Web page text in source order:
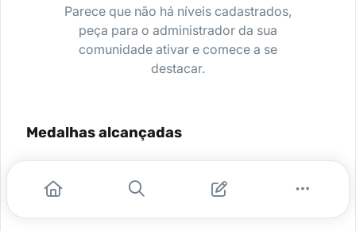
Parece que não há níveis cadastrados,
peça para o administrador da sua
comunidade ativar e comece a se
destacar.
Medalhas alcançadas
Nenhuma medalha encontrada